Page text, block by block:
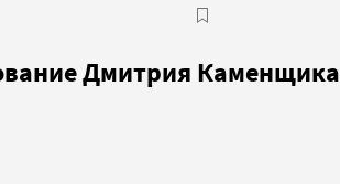
Дмитрия Каменщика